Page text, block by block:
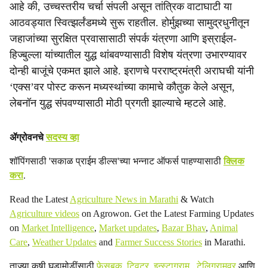
आहे की, उच्चस्तरीय चर्चा संपली असून तांत्रिक वाटाघाटी या
आठवड्यात स्वित्झर्लंडमध्ये सुरू राहतील. होर्मुझच्या सामुद्रधुनीतून
जहाजांच्या सुरक्षित प्रवासासाठी संपर्क यंत्रणा आणि इस्राईल-
हिज्बुल्ला यांच्यातील युद्ध थांबवण्यासाठी विशेष यंत्रणा उभारण्यावर
दोन्ही बाजूंचे एकमत झाले आहे. इराणचे परराष्ट्रमंत्री अराघची यांनी
‘एक्स’वर पोस्ट करून मध्यस्थांच्या कामाचे कौतुक केले असून,
लेबनॉन युद्ध संपवण्यासाठी मोठी प्रगती झाल्याचे म्हटले आहे.
ॲग्रोवनचेसदस्य व्हा
शॉपिंगसाठी 'सकाळ प्राईम डील्स'च्या भन्नाट ऑफर्स पाहण्यासाठीक्लिक
करा.
Read the Latest Agriculture News in Marathi & Watch
Agriculture videos on Agrowon. Get the Latest Farming Updates
on Market Intelligence, Market updates, Bazar Bhav, Animal
Care, Weather Updates and Farmer Success Stories in Marathi.
ताज्या कृषी घडामोडींसाठीफेसबुक,ट्विटर,इन्स्टाग्राम ,टेलिग्रामवरआणि